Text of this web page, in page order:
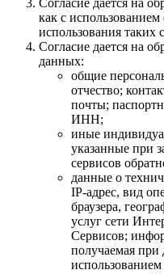
как с использованием
использования таких
Согласие дается на
данных:
общие
отчество;
почты;
ИНН;
иные
указанные при
сервисов
данные о
IP-адрес, вид
браузера,
услуг сети
Сервисов;
получаемая при